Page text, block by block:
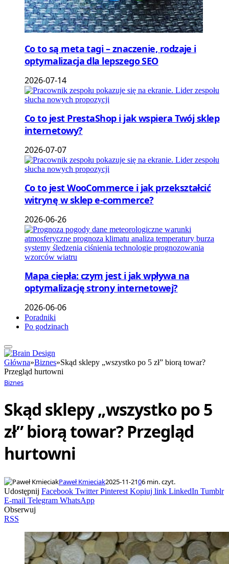
Co to są meta tagi – znaczenie, rodzaje i
optymalizacja dla lepszego SEO
2026-07-14
Co to jest PrestaShop i jak wspiera Twój sklep
internetowy?
2026-07-07
Co to jest WooCommerce i jak przekształcić
witrynę w sklep e-commerce?
2026-06-26
Mapa ciepła: czym jest i jak wpływa na
optymalizację strony internetowej?
2026-06-06
Poradniki
Po godzinach
Główna»Biznes»Skąd sklepy „wszystko po 5 zł” biorą towar?
Przegląd hurtowni
Biznes
Skąd sklepy „wszystko po 5
zł” biorą towar? Przegląd
hurtowni
Paweł Kmieciak2025-11-2106 min. czyt.
Udostępnij Facebook Twitter Pinterest Kopiuj link LinkedIn Tumblr
E-mail Telegram WhatsApp
Obserwuj
RSS